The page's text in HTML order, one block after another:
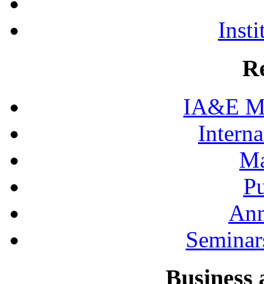
IA&E